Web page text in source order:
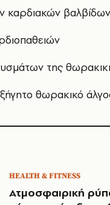
καρδιακών βαλβίδων
της
θωρακικό
HEALTH & FITNESS
Ατμοσφαιρική